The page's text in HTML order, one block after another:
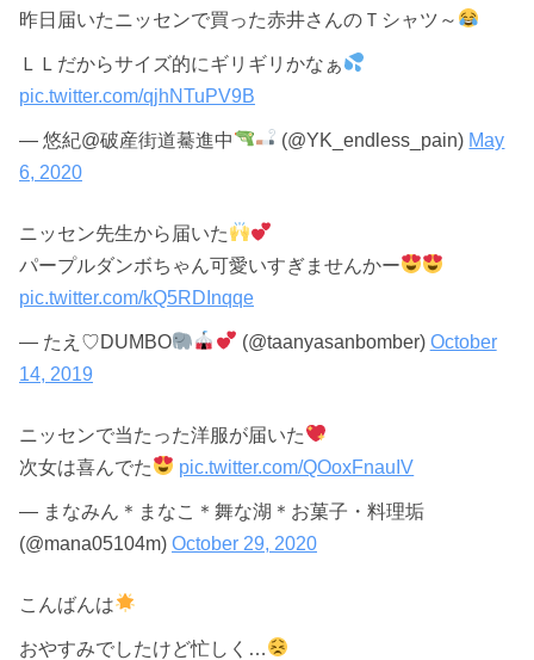
昨日届いたニッセンで買った赤井さんのＴシャツ～
ＬＬだからサイズ的にギリギリかなぁ
pic.twitter.com/qjhNTuPV9B
— 悠紀@破産街道驀進中 (@YK_endless_pain) May
6, 2020
ニッセン先生から届いた
パープルダンボちゃん可愛いすぎませんかー
pic.twitter.com/kQ5RDInqqe
— たえ♡DUMBO (@taanyasanbomber) October
14, 2019
ニッセンで当たった洋服が届いた
次女は喜んでた
pic.twitter.com/QOoxFnauIV
— まなみん＊まなこ＊舞な湖＊お菓子・料理垢
(@mana05104m) October 29, 2020
こんばんは
おやすみでしたけど忙しく…